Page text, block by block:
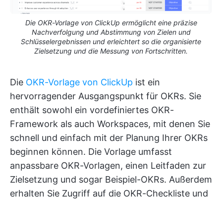
Die OKR-Vorlage von ClickUp ermöglicht eine präzise
Nachverfolgung und Abstimmung von Zielen und
Schlüsselergebnissen und erleichtert so die organisierte
Zielsetzung und die Messung von Fortschritten.
Die OKR-Vorlage von ClickUp ist ein
hervorragender Ausgangspunkt für OKRs. Sie
enthält sowohl ein vordefiniertes OKR-
Framework als auch Workspaces, mit denen Sie
schnell und einfach mit der Planung Ihrer OKRs
beginnen können. Die Vorlage umfasst
anpassbare OKR-Vorlagen, einen Leitfaden zur
Zielsetzung und sogar Beispiel-OKRs. Außerdem
erhalten Sie Zugriff auf die OKR-Checkliste und